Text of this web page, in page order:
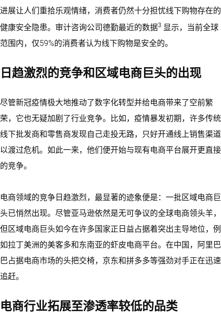
进展让人们重拾乐观情绪，消费者仍然十分担忧线下购物存在的
健康安全隐患。审计咨询公司德勤最近的数据3 显示，当前全球
范围内，仅59%的消费者认为线下购物是安全的。
日趋激烈的竞争和区域电商巨头的出现
尽管新冠疫情极大地推动了数字化转型并给电商带来了空前繁
荣，它也无疑加剧了行业竞争。比如，疫情暴发初期，许多传统
线下批发商和零售商发现自己走投无路，只好开通线上销售渠道
以渡过危机。如此一来，他们便开始与现有电商平台展开更直接
的竞争。
电商领域的竞争日趋激烈，最显著的迹象便是：一批区域电商巨
头已悄然出现。尽管亚马逊依然是无可争议的全球电商领头羊，
但区域电商巨头如今在许多国家正日益占据着突出主导地位，例
如拉丁美洲的美客多和东南亚的虾皮电商平台。在中国，阿里巴
巴占据电商市场的头把交椅，京东和拼多多等强劲对手正在迅速
追赶。
电商行业拓展至渗透率较低的品类